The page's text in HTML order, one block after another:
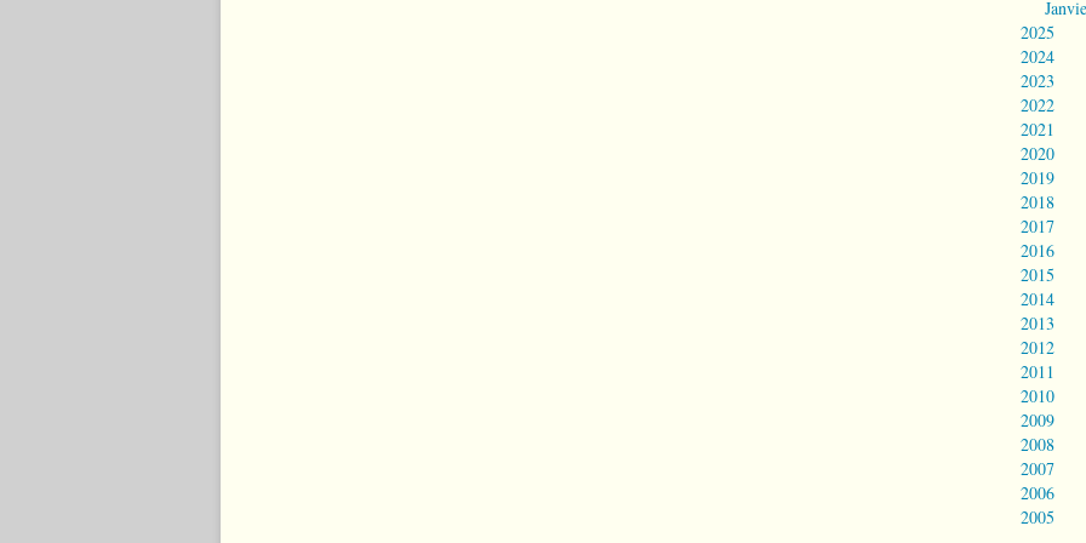
2025
2024
2023
2022
2021
2020
2019
2018
2017
2016
2015
2014
2013
2012
2011
2010
2009
2008
2007
2006
2005